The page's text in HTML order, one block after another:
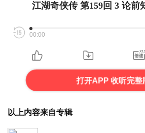
江湖奇侠传 第159回 3 论前
00:00
打开APP 收听完整
以上内容来自专辑